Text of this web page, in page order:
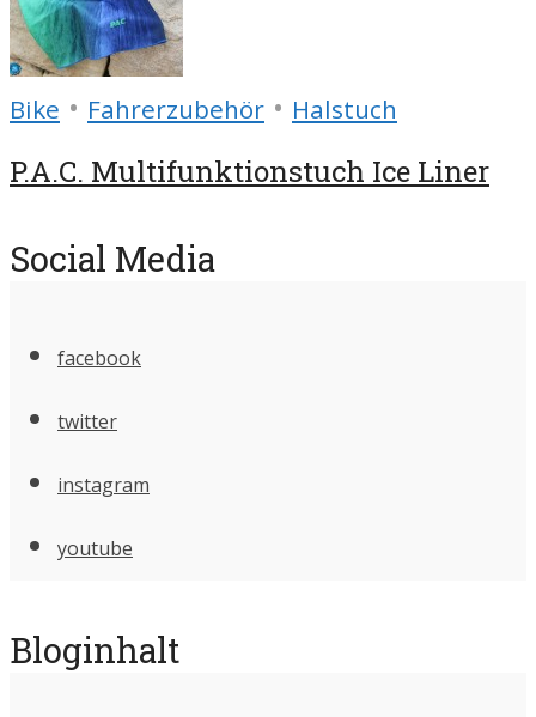
Bike • Fahrerzubehör • Halstuch
P.A.C. Multifunktionstuch Ice Liner
Social Media
facebook
twitter
instagram
youtube
Bloginhalt